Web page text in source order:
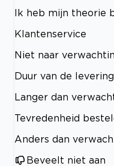
Ik heb mijn theorie
Klantenservice
Niet naar
Duur van de levering
Langer dan
Tevredenheid
Anders dan
Beveelt niet aan